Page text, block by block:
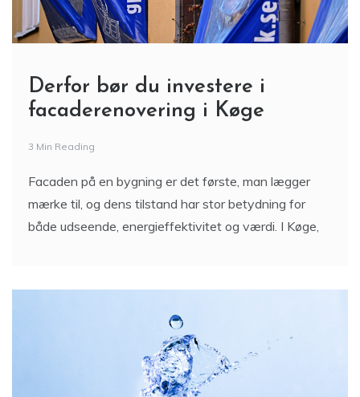
Derfor bør du investere i
facaderenovering i Køge
3 Min Reading
Facaden på en bygning er det første, man lægger
mærke til, og dens tilstand har stor betydning for
både udseende, energieffektivitet og værdi. I Køge,